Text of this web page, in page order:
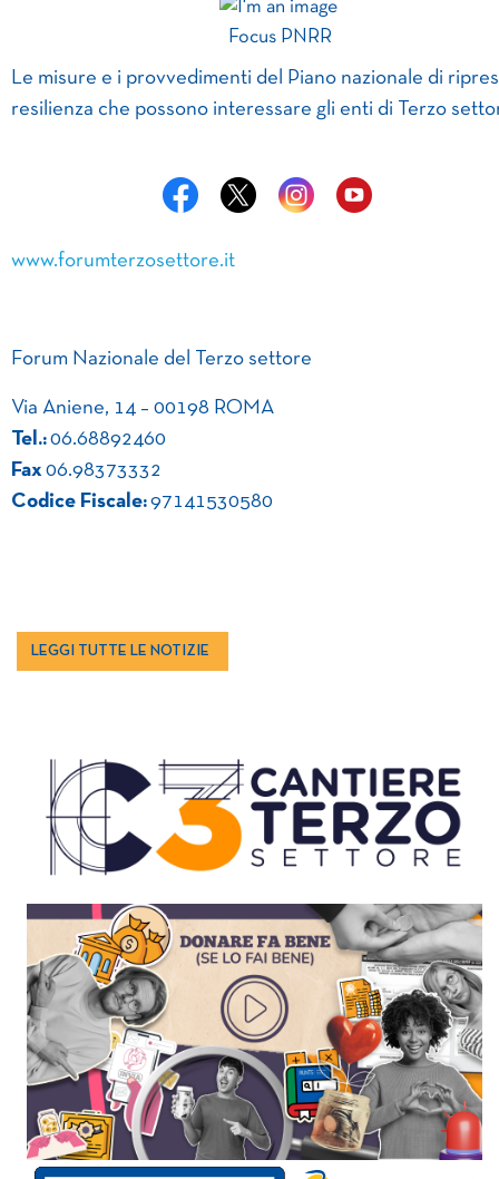
Focus PNRR
Le misure e i provvedimenti del Piano nazionale di
resilienza che possono interessare gli enti di Terzo
www.forumterzosettore.it
Forum Nazionale del Terzo settore
Via Aniene, 14 – 00198 ROMA
Tel.:06.68892460
Fax06.98373332
Codice Fiscale:97141530580
LEGGI TUTTE LE NOTIZIE